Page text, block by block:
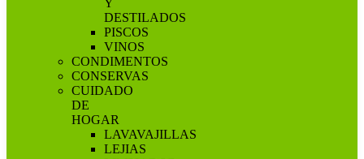
Y
DESTILADOS
PISCOS
VINOS
CONDIMENTOS
CONSERVAS
CUIDADO
DE
HOGAR
LAVAVAJILLAS
LEJIAS